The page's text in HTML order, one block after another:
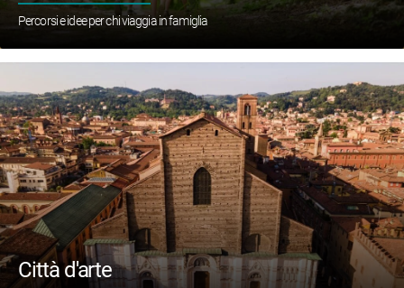
Percorsi e idee per chi viaggia in famiglia
Città d'arte